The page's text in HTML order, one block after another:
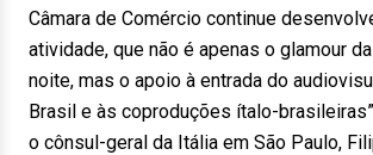
Câmara de Comércio continue
atividade, que não é apenas o glamour
noite, mas o apoio à entrada do
Brasil e às coproduções ítalo-
o cônsul-geral da Itália em São Paulo,